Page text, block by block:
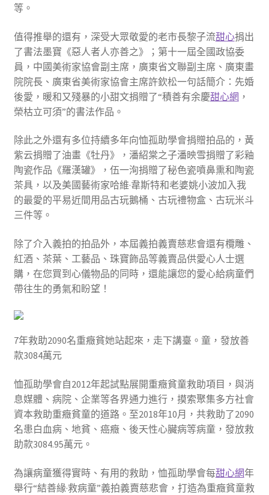
等。
值得推舉的還有，深受大眾敬愛的老市長黎子流甜心捐出
了書法墨寶《惡人者人亦善之》；第十一屆全國政協委
員，中國美術家協會副主席，廣東省文聯副主席、廣東畫
院院長、廣東省美術家協會主席許欽松一句話簡介：先婚
後愛，暖和又殘暴的小甜文捐贈了“積善有余慶甜心網 ，
榮枯立可須”的書法作品。
除此之外還有多位持續多年向恤孤助學會捐贈拍品的，黃
紫云捐贈了油畫《牡丹》，潘紹棠之子潘映雪捐贈了彩釉
陶瓷作品《羅漢罐》，伍一洵捐贈了秘色瓷噴鼻熏和陶瓷
茶具，以及美國藝術家哈維·韋斯特和老婆姚小波加入我
的最愛的平易近間用品古玩鵝桶、古玩禮物盒、古玩米斗
三件等。
除了介入義拍的拍品外，本屆義拍義賣慈悲會還有欖雕、
紅酒、茶葉、工藝品、珠寶飾品等義賣品供愛心人士選
購，在您買到心儀物品的同時，還能讓您的愛心給病童們
帶往生的勇氣和盼望！
7年救助2090名重癥貧她站起來，走下講臺。童，發放善
款3084萬元
恤孤助學會自2012年起試點展開重癥貧童救助項目，與消
息媒體、病院、企業等各界通力進行，摸索聚集多方社會
資本救助重癥貧童的道路。至2018年10月，共救助了2090
名患白血病、地貧、癌癥、後天性心臟病等病童，發放救
助款3084.95萬元。
為讓病童獲得實時、有用的救助，恤孤助學會每甜心網年
舉行“結善緣·救病童”義拍義賣慈悲會，打造為重癥貧童救